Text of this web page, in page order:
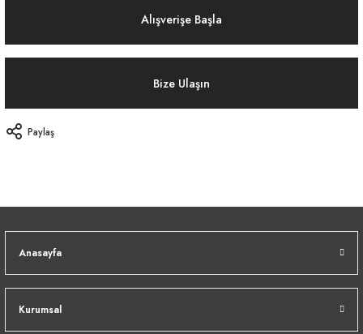
Alışverişe Başla
Bize Ulaşın
Paylaş
Anasayfa
Kurumsal